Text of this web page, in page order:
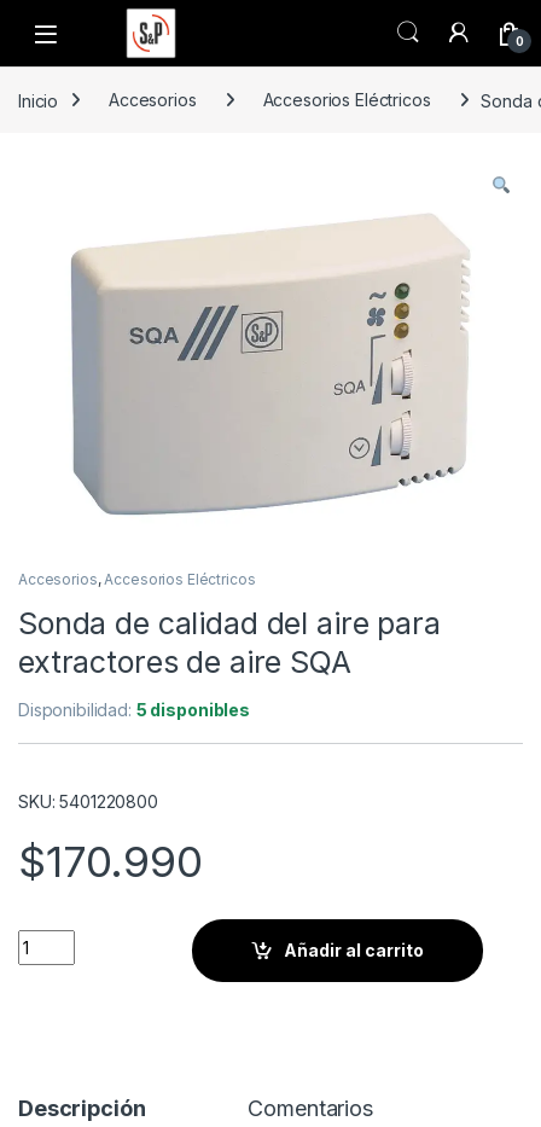
Saltar a la navegación
Saltar al contenido
0
Inicio Accesorios Accesorios Eléctricos Sonda
Accesorios, Accesorios Eléctricos
Sonda de calidad del aire para
extractores de aire SQA
Disponibilidad: 5 disponibles
SKU: 5401220800
$170.990
Sonda de calidad del aire para extractores de aire SQA
Añadir al carrito
Descripción Comentarios